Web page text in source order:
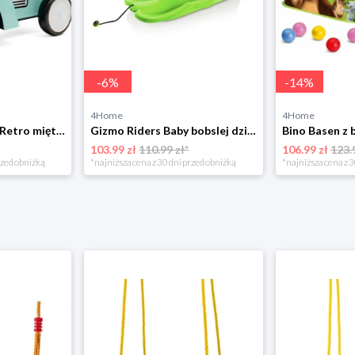
Leżaczek Baby Mix Retro miętowy, 27 x 25 x 58 cm 4-Home
obniżką
-6%
4Home
Gizmo Riders Baby bobslej dziecięcy, mystic zielony 4-Home
103.99 zł110.99 zł*
*najniższa cena z 30 dni przed obniżką
-14%
4Home
106.99 zł
*najniższa cena z